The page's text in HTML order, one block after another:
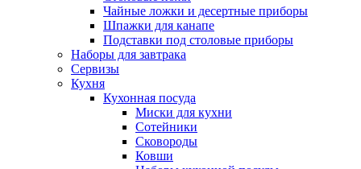
Чайные ложки и десертные приборы
Шпажки для канапе
Подставки под столовые приборы
Наборы для завтрака
Сервизы
Кухня
Кухонная посуда
Миски для кухни
Сотейники
Сковороды
Ковши